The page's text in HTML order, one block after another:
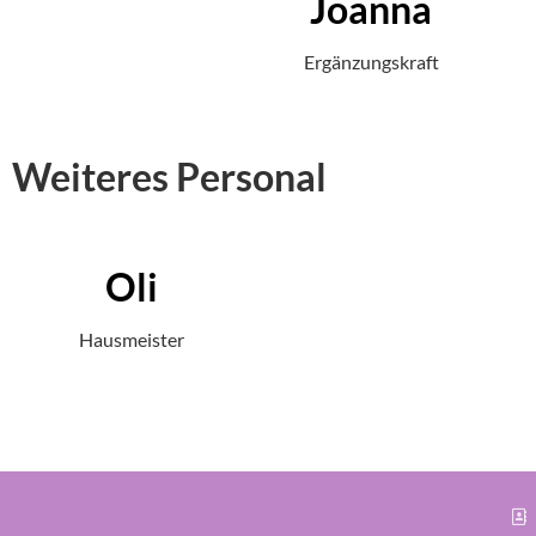
Ergänzungskraft
Weiteres Personal
Oli
Hausmeister